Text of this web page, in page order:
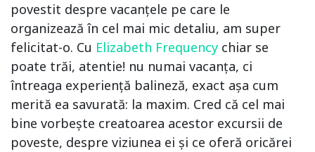
povestit despre vacanțele pe care le
organizează în cel mai mic detaliu, am super
felicitat-o. Cu Elizabeth Frequency chiar se
poate trăi, atentie! nu numai vacanța, ci
întreaga experiență balineză, exact așa cum
merită ea savurată: la maxim. Cred că cel mai
bine vorbește creatoarea acestor excursii de
poveste, despre viziunea ei și ce oferă oricărei